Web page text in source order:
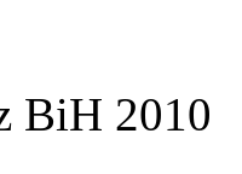
BiH 2010